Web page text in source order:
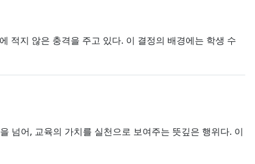
적지 않은 충격을 주고 있다. 이 결정의 배경에는 학생 수
넘어, 교육의 가치를 실천으로 보여주는 뜻깊은 행위다. 이